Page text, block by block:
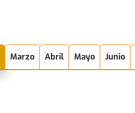
Marzo Abril Mayo Junio